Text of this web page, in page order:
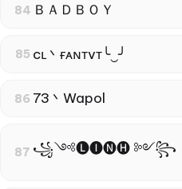
84 ＢＡＤＢＯＹ
85 cʟ丶ғᴀɴтvт╰‿╯
86 73丶Wapol
87 ꧁༺🅛🅘🅝🅗 ༻꧂